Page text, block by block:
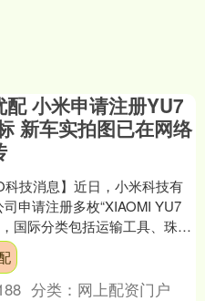
配 小米申请注册YU7
新车实拍图已在网络
科技消息】近日，小米科技有
申请注册多枚“XIAOMI YU7
国际分类包括运输工具、珠宝
前商标状态均为等待实质审
分类： 网上配资门户